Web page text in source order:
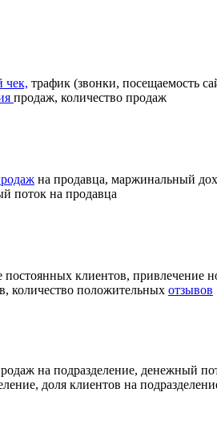
чек, трафик (звонки, посещаемость
продаж, количество продаж
на продавца, маржинальный
поток на продавца
постоянных клиентов, привлечение
количество положительных отзывов
на подразделение, денежный
доля клиентов на